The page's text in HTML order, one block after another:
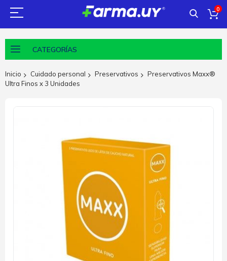
0
CATEGORÍAS
Inicio Cuidado personal Preservativos
Preservativos Maxx®
Ultra Finos x 3 Unidades